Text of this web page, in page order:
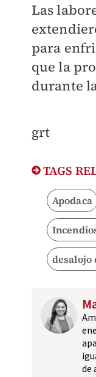
Las
para
que la
durante
grt
TAGS
Apodaca
desalojo
de